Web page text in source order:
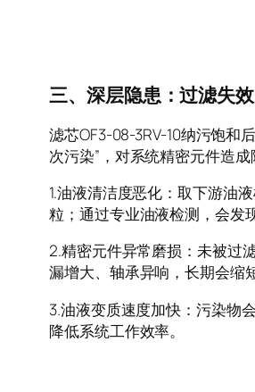
三、深层隐患：过滤失
滤芯OF3-08-3RV-10纳污饱和
次污染”，对系统精密元件造成
1.油液清洁度恶化：取下游油
粒；通过专业油液检测，会发
2.精密元件异常磨损：未被过
漏增大、轴承异响，长期会缩
3.油液变质速度加快：污染物
降低系统工作效率。